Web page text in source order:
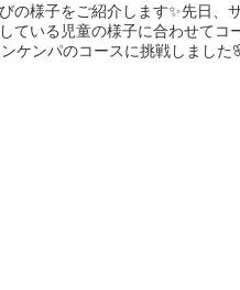
の様子をご紹介します✨先日、
ている児童の様子に合わせて
ケンパのコースに挑戦しました